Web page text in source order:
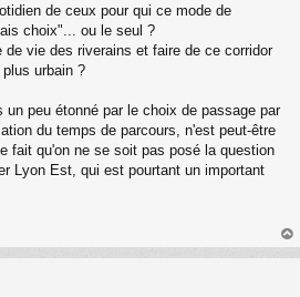
de ceux pour qui ce mode de
choix"... ou le seul ?
de vie des riverains et faire de ce corridor
urbain ?
peu étonné par le choix de passage par
du temps de parcours, n'est peut-être
fait qu'on ne se soit pas posé la question
Lyon Est, qui est pourtant un important
au